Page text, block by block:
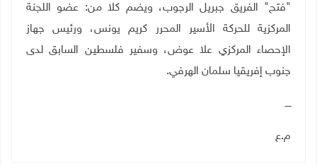
"فتح" الفريق جبريل الرجوب، ويضم كلا من: عضو اللجنة
المركزية للحركة الأسير المحرر كريم يونس، ورئيس جهاز
الإحصاء المركزي علا عوض، وسفير فلسطين السابق لدى
جنوب إفريقيا سلمان الهرفي.
ــــ
م.ع